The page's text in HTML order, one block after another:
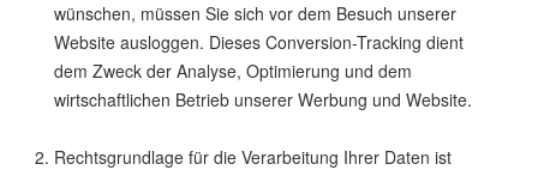
wünschen, müssen Sie sich vor dem Besuch unserer
Website ausloggen. Dieses Conversion-Tracking dient
dem Zweck der Analyse, Optimierung und dem
wirtschaftlichen Betrieb unserer Werbung und Website.
Rechtsgrundlage für die Verarbeitung Ihrer Daten ist